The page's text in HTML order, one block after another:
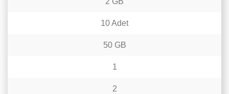
10 Adet
50 GB
1
2